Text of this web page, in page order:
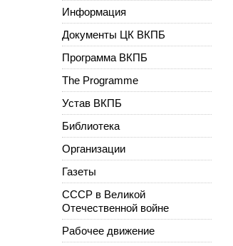
Информация
Документы ЦК ВКПБ
Программа ВКПБ
The Programme
Устав ВКПБ
Библиотека
Организации
Газеты
СССР в Великой
Отечественной войне
Рабочее движение